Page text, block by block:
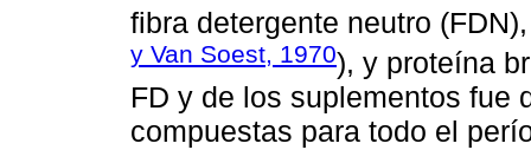
fibra detergente neutro
y Van Soest, 1970), y proteína
FD y de los suplementos fue
compuestas para todo el